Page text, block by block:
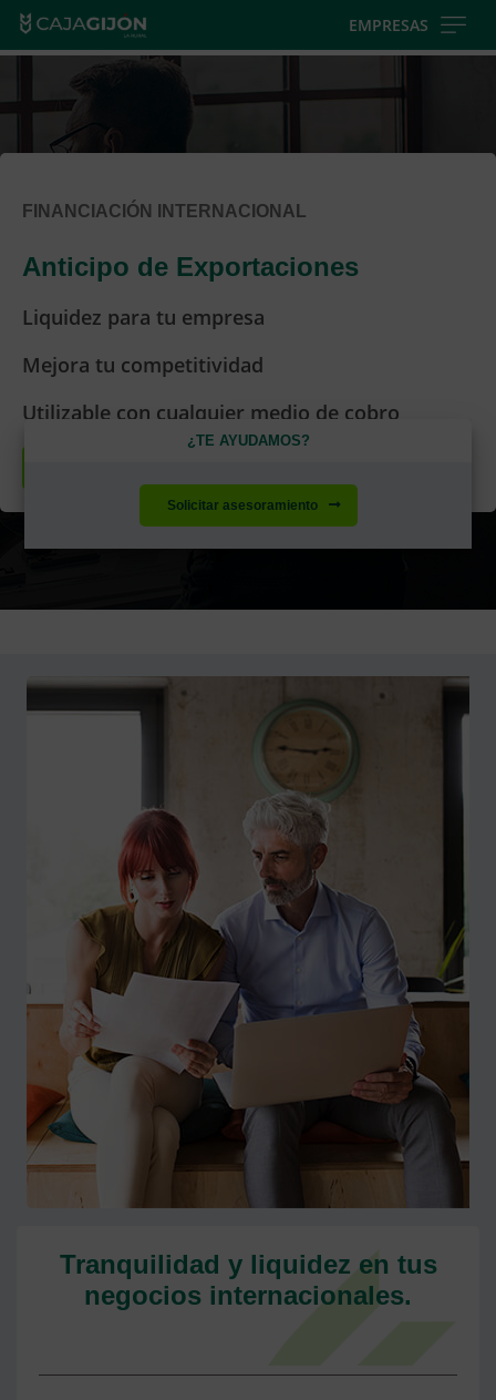
contentt
EMPRESAS
FINANCIACIÓN INTERNACIONAL
Anticipo de Exportaciones
Liquidez para tu empresa
Mejora tu competitividad
Utilizable con cualquier medio de cobro
¿TE AYUDAMOS?
Solicitar asesoramiento
Tranquilidad y liquidez en tus
negocios internacionales.